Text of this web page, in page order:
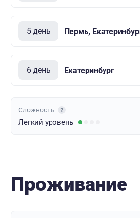
5 день Пермь,
6 день Екатеринбург
Сложность
Легкий уровень
Проживание